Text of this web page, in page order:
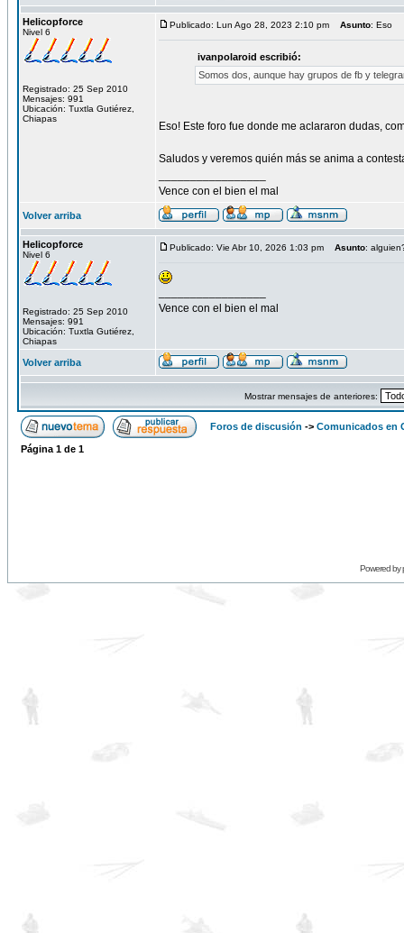
Helicopforce
Nivel 6
Registrado: 25 Sep 2010
Mensajes: 991
Ubicación: Tuxtla Gutiérez,
Chiapas
Publicado: Lun Ago 28, 2023 2:10 pm Asunto: Eso
ivanpolaroid escribió:
Somos dos, aunque hay grupos de fb y
Eso! Este foro fue donde me aclararon dudas,
Saludos y veremos quién más se anima a
Vence con el bien el mal
Volver arriba
Helicopforce
Nivel 6
Registrado: 25 Sep 2010
Mensajes: 991
Ubicación: Tuxtla Gutiérez,
Chiapas
Publicado: Vie Abr 10, 2026 1:03 pm Asunto:
Vence con el bien el mal
Volver arriba
Mostrar mensajes de anteriores:
Foros de discusión -> Comunicados en
Página 1 de 1
Powered by